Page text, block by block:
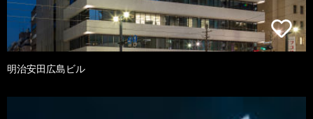
明治安田広島ビル